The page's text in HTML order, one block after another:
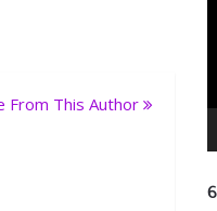
From This Author